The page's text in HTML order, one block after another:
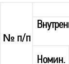
№ п/п
Номин.